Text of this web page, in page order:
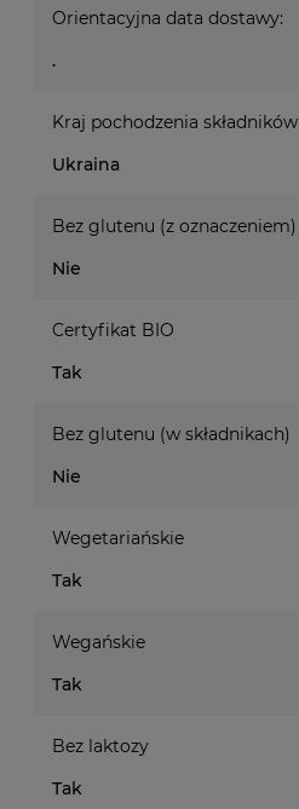
Orientacyjna data dostawy:
.
Kraj pochodzenia składników
Ukraina
Bez glutenu (z oznaczeniem)
Nie
Certyfikat BIO
Tak
Bez glutenu (w składnikach)
Nie
Wegetariańskie
Tak
Wegańskie
Tak
Bez laktozy
Tak